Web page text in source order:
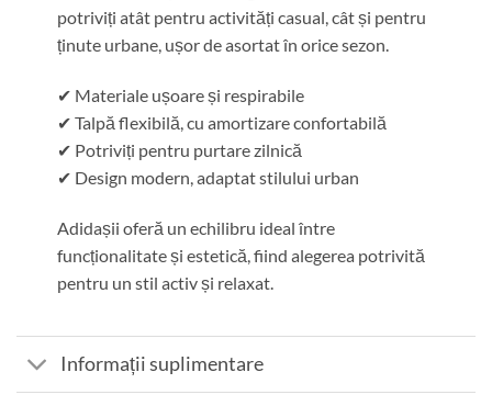
potriviți atât pentru activități casual, cât și pentru
ținute urbane, ușor de asortat în orice sezon.
✔ Materiale ușoare și respirabile
✔ Talpă flexibilă, cu amortizare confortabilă
✔ Potriviți pentru purtare zilnică
✔ Design modern, adaptat stilului urban
Adidașii oferă un echilibru ideal între
funcționalitate și estetică, fiind alegerea potrivită
pentru un stil activ și relaxat.
Informații suplimentare